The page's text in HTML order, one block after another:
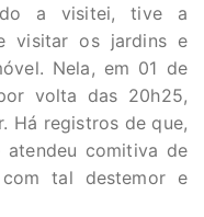
a visitei, tive a
visitar os jardins e
Nela, em 01 de
volta das 20h25,
Há registros de que,
atendeu comitiva de
tal destemor e